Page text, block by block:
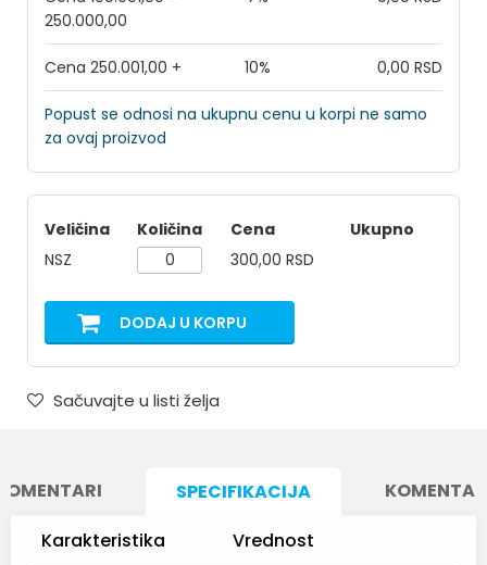
250.000,00
Cena 250.001,00 + 10% 0,00 RSD
Popust se odnosi na ukupnu cenu u korpi ne samo
za ovaj proizvod
Veličina Količina Cena
Ukupno
NSZ
300,00 RSD
DODAJ U KORPU
Sačuvajte u listi želja
SPECIFIKACIJA
Karakteristika
Vrednost